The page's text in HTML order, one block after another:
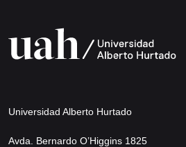
Universidad Alberto Hurtado
Avda. Bernardo O’Higgins 1825